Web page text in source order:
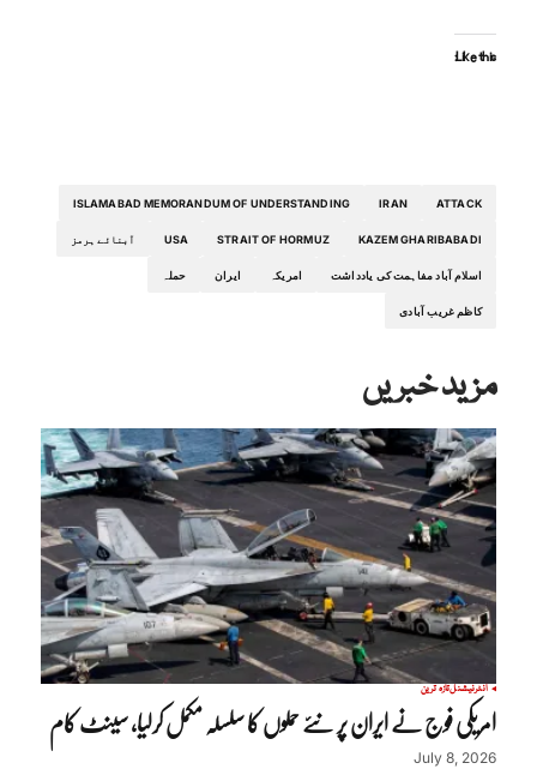
Like this:
ATTACK
IRAN
ISLAMABAD MEMORANDUM OF UNDERSTANDING
KAZEM GHARIBABADI
STRAIT OF HORMUZ
USA آبنائے ہرمز
اسلام آباد مفاہمت کی یادداشت امریکہ ایران حملہ
کاظم غریب آبادی
مزید خبریں
انٹرنیشنلتازہ ترین
امریکی فوج نے ایران پر نئے حملوں کا سلسلہ مکمل کرلیا، سینٹ کام
July 8, 2026